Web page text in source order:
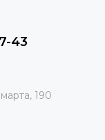
43
190